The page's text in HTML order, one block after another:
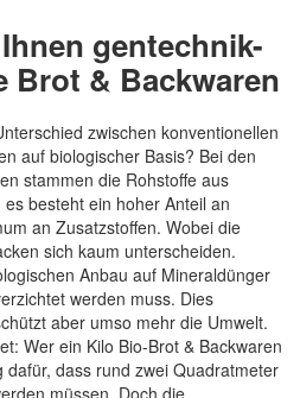
gentechnik-
Brot & Backwaren
zwischen konventionellen
auf biologischer Basis? Bei den
stammen die Rohstoffe aus
besteht ein hoher Anteil an
an Zusatzstoffen. Wobei die
sich kaum unterscheiden.
Anbau auf Mineraldünger
werden muss. Dies
aber umso mehr die Umwelt.
Wer ein Kilo Bio-Brot & Backwaren
dass rund zwei Quadratmeter
müssen. Doch die